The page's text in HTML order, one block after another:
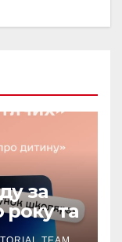
за
та